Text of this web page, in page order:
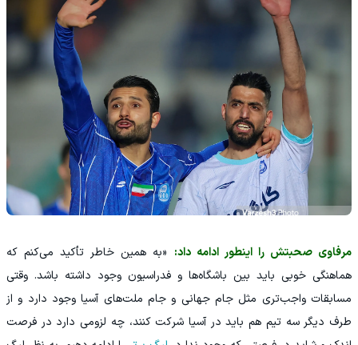
مرفاوی صحبتش را اینطور ادامه داد: «به همین خاطر تأکید می‌کنم که
هماهنگی خوبی باید بین باشگاه‌ها و فدراسیون وجود داشته باشد. وقتی
مسابقات واجب‌تری مثل جام جهانی و جام ملت‌های آسیا وجود دارد و از
طرف دیگر سه تیم هم باید در آسیا شرکت کنند، چه لزومی دارد در فرصت